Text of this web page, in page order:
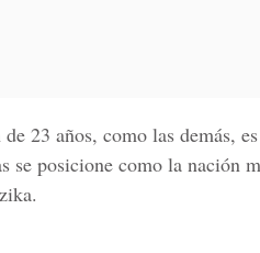
23 años, como las demás,
se posicione como la nación
.